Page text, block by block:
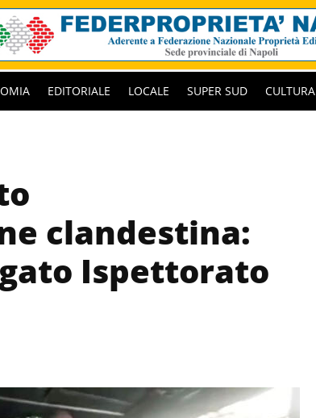
EDITORIALE LOCALE SUPER SUD CULTURA
clandestina:
Ispettorato